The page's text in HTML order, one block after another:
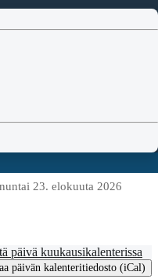
23. elokuuta 2026
päivä kuukausikalenterissa
päivän kalenteritiedosto (iCal)